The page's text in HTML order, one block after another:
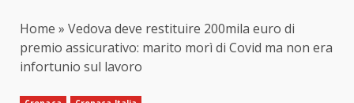
Home » Vedova deve restituire 200mila euro di
premio assicurativo: marito morì di Covid ma non era
infortunio sul lavoro